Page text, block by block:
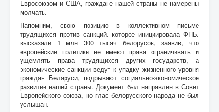
Евросоюзом и США, граждане нашей страны не намерены
молчать.
Напомним, свою позицию в коллективном письме
трудящихся против санкций, которое инициировала ФПБ,
высказали 1 млн 300 тысяч белорусов, заявив, что
европейские политики не имеют права ограничивать и
ущемлять права трудящихся других государств, а
экономические санкции ведут к упадку жизненного уровня
граждан Беларуси, подрывают социально-экономическое
развитие нашей страны. Документ был направлен в Совет
Европейского союза, но глас белорусского народа не был
услышан.